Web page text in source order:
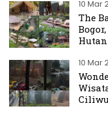
10 Mar
The
10 Mar